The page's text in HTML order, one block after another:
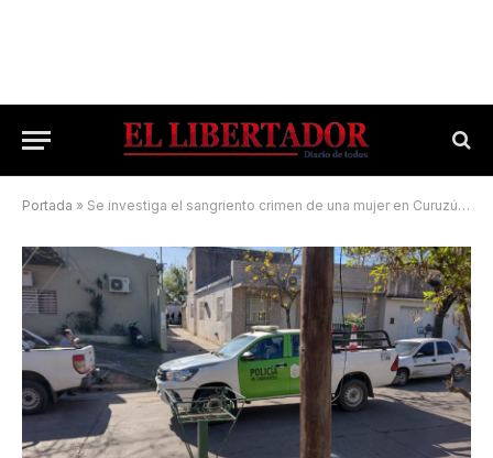
Portada » Se investiga el sangriento crimen de una mujer en Curuzú Cuatiá